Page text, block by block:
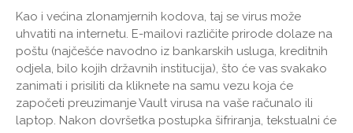
Kao i većina zlonamjernih kodova, taj se virus može
uhvatiti na internetu. E-mailovi različite prirode dolaze na
poštu (najčešće navodno iz bankarskih usluga, kreditnih
odjela, bilo kojih državnih institucija), što će vas svakako
zanimati i prisiliti da kliknete na samu vezu koja će
započeti preuzimanje Vault virusa na vaše računalo ili
laptop. Nakon dovršetka postupka šifriranja, tekstualni će